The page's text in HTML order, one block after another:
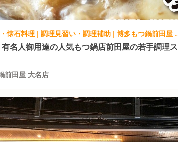
和食, 日本料理・
有名人御用達の人気もつ鍋店前田屋の若手調理ス
前田屋 大名店